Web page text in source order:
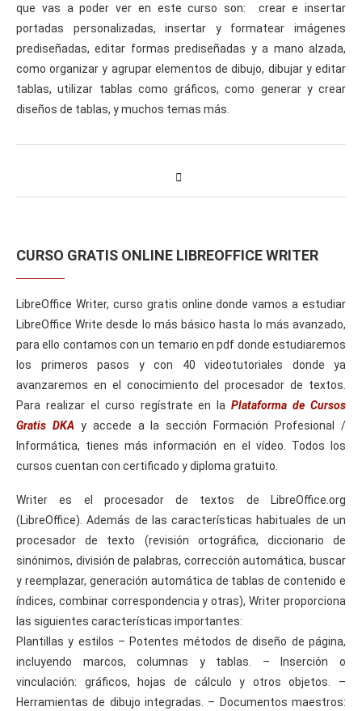
que vas a poder ver en este curso son: crear e insertar
portadas personalizadas, insertar y formatear imágenes
prediseñadas, editar formas prediseñadas y a mano alzada,
como organizar y agrupar elementos de dibujo, dibujar y editar
tablas, utilizar tablas como gráficos, como generar y crear
diseños de tablas, y muchos temas más.
CURSO GRATIS ONLINE LIBREOFFICE WRITER
LibreOffice Writer, curso gratis online donde vamos a estudiar
LibreOffice Write desde lo más básico hasta lo más avanzado,
para ello contamos con un temario en pdf donde estudiaremos
los primeros pasos y con 40 videotutoriales donde ya
avanzaremos en el conocimiento del procesador de textos.
Para realizar el curso regístrate en laPlataforma de Cursos
Gratis DKAy accede a la sección Formación Profesional /
Informática, tienes más información en el vídeo. Todos los
cursos cuentan con certificado y diploma gratuito.
Writer es el procesador de textos de LibreOffice.org
(LibreOffice). Además de las características habituales de un
procesador de texto (revisión ortográfica, diccionario de
sinónimos, división de palabras, corrección automática, buscar
y reemplazar, generación automática de tablas de contenido e
índices, combinar correspondencia y otras), Writer proporciona
las siguientes características importantes:
Plantillas y estilos – Potentes métodos de diseño de página,
incluyendo marcos, columnas y tablas. – Inserción o
vinculación: gráficos, hojas de cálculo y otros objetos. –
Herramientas de dibujo integradas. – Documentos maestros: